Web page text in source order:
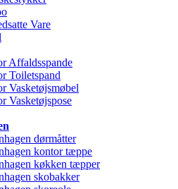
Vare
Affaldsspande
Toiletspand
Vasketøjsmøbel
Vasketøjspose
dørmåtter
kontor tæppe
køkken tæpper
skobakker